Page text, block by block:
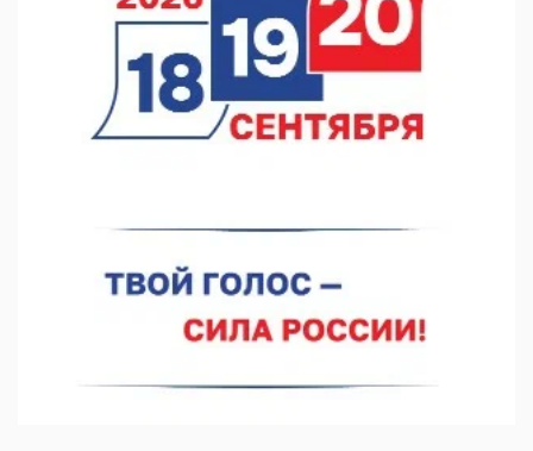
В Нижегородской области созданы четыре ММЦ
07.08.2026 11:46